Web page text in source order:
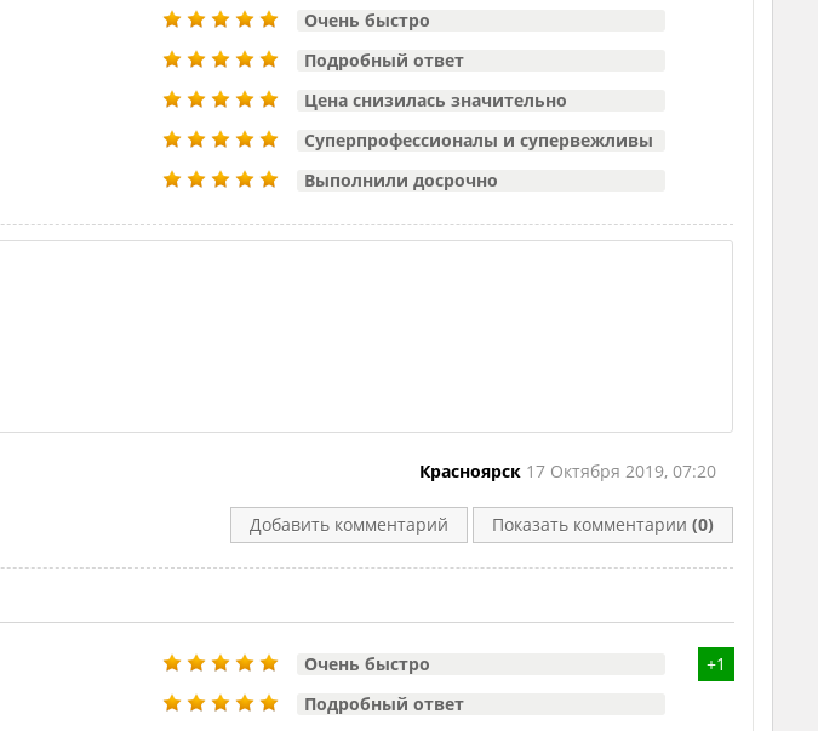
Очень быстро
Подробный ответ
Цена снизилась значительно
Суперпрофессионалы и супервежливы
Выполнили досрочно
Красноярск17 Октября 2019, 07:20
Добавить комментарий Показать комментарии (0)
+1
Очень быстро
Подробный ответ